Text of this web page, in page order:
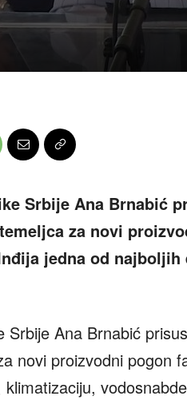
Srbije Ana Brnabić
za novi
jedna od
Srbije Ana Brnabić
novi proizvodni pogon